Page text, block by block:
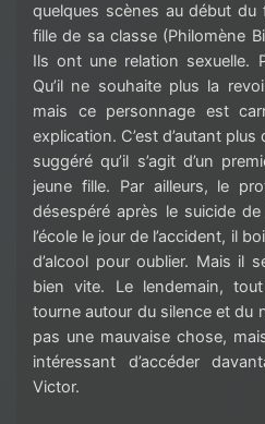
quelques scènes au début
fille de sa classe (Philomène
Ils ont une relation sexuelle.
Qu’il ne souhaite plus la
mais ce personnage est
explication. C’est d’autant
suggéré qu’il s’agit d’un
jeune fille. Par ailleurs, le
désespéré après le suicide
l’école le jour de l’accident, il
d’alcool pour oublier. Mais il
bien vite. Le lendemain,
tourne autour du silence et du
pas une mauvaise chose,
intéressant d’accéder
Victor.